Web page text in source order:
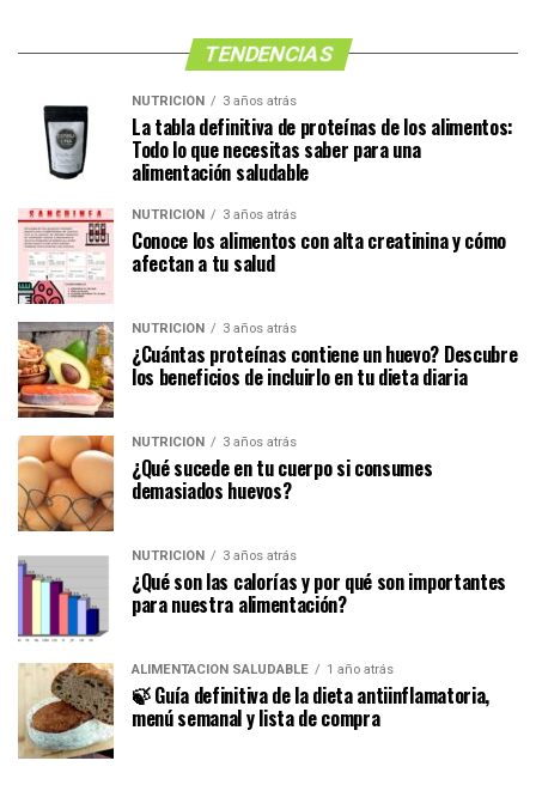
TENDENCIAS
NUTRICIÓN 3 años atrás
La tabla definitiva de proteínas de los alimentos:
Todo lo que necesitas saber para una
alimentación saludable
NUTRICIÓN 3 años atrás
Conoce los alimentos con alta creatinina y cómo
afectan a tu salud
NUTRICIÓN 3 años atrás
¿Cuántas proteínas contiene un huevo? Descubre
los beneficios de incluirlo en tu dieta diaria
NUTRICIÓN 3 años atrás
¿Qué sucede en tu cuerpo si consumes
demasiados huevos?
NUTRICIÓN 3 años atrás
¿Qué son las calorías y por qué son importantes
para nuestra alimentación?
ALIMENTACIÓN SALUDABLE 1 año atrás
🍃 Guía definitiva de la dieta antiinflamatoria,
menú semanal y lista de compra